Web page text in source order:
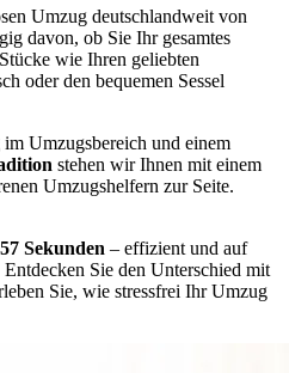
Umzug deutschlandweit von
davon, ob Sie Ihr gesamtes
wie Ihren geliebten
oder den bequemen Sessel
im Umzugsbereich und einem
stehen wir Ihnen mit einem
Umzugshelfern zur Seite.
Sekunden – effizient und auf
Sie den Unterschied mit
Sie, wie stressfrei Ihr Umzug